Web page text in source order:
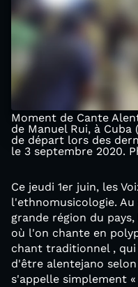
Moment de Cante
de Manuel Rui, à
de départ lors des
le 3 septembre 2020.
Ce jeudi 1er juin, les
l'ethnomusicologie.
grande région du
où l'on chante en
chant traditionnel ,
d'être alentejano
s'appelle simplement